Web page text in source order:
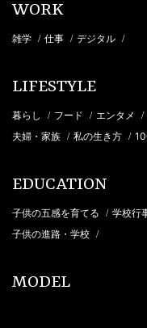
WORK
雑学 / 仕事 / デジタル /
LIFESTYLE
暮らし / フード / エンタメ /
夫婦・家族 / 私の生き方 /
EDUCATION
子供の五感を育てる / 学校行
子供の進路・学校 /
MODEL